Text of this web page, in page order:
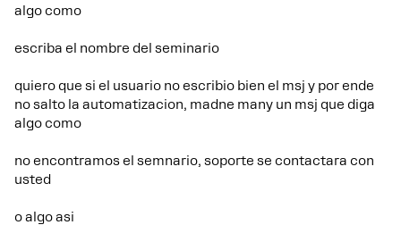
algo como
escriba el nombre del seminario
quiero que si el usuario no escribio bien el msj y por ende
no salto la automatizacion, madne many un msj que diga
algo como
no encontramos el semnario, soporte se contactara con
usted
o algo asi